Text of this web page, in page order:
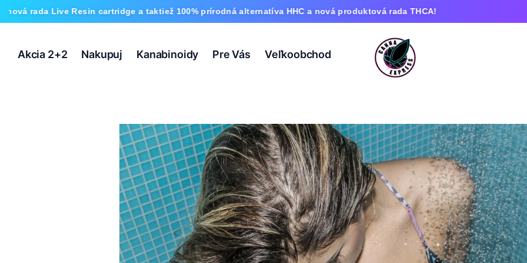
cartridge a taktiež 100% prírodná alternatíva HHC a nová produktová rada THCA!
Akcia 2+2 Nakupuj Kanabinoidy Pre Vás Veľkoobchod